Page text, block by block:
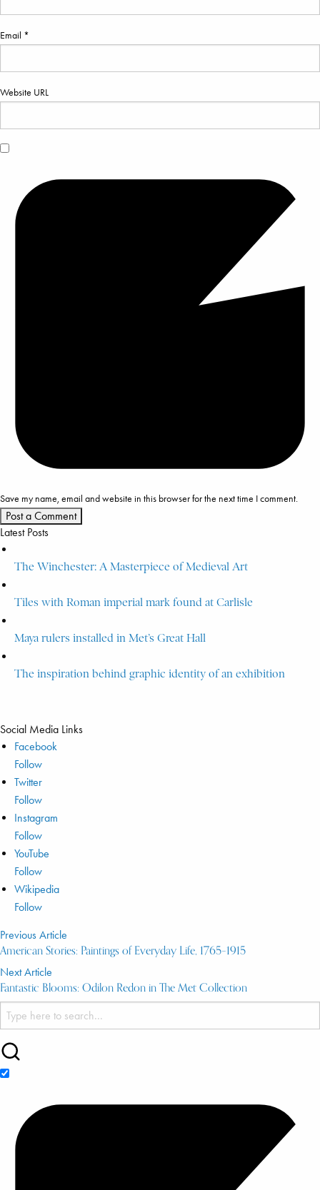
Email *
Website URL
Save my name, email and website in this browser for the next time I comment.
Latest Posts
The Winchester: A Masterpiece of Medieval Art
Tiles with Roman imperial mark found at Carlisle
Maya rulers installed in Met’s Great Hall
The inspiration behind graphic identity of an exhibition
Social Media Links
Facebook
Follow
Twitter
Follow
Instagram
Follow
YouTube
Follow
Wikipedia
Follow
Previous Article
American Stories: Paintings of Everyday Life, 1765–1915
Next Article
Fantastic Blooms: Odilon Redon in The Met Collection